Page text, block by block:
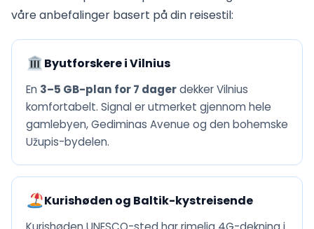
våre anbefalinger basert på din reisestil:
Byutforskere i Vilnius
En 3–5 GB-plan for 7 dagerdekker Vilnius
komfortabelt. Signal er utmerket gjennom hele
gamlebyen, Gediminas Avenue og den bohemske
Užupis-bydelen.
Kurishøden og Baltik-kystreisende